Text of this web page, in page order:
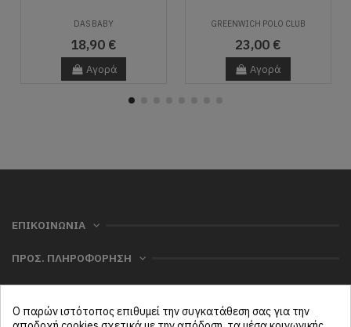
DAS BABY
18,90 €
Αγορά
GREENWICH POLO CLUB
23,00 €
Αγορά
ΕΠΙΚΟΙΝΩΝΙΑ
ΠΡΟΣ. ΠΛΗΡΟΦΟΡΗΣΗ
ΜΕΝΟΥ
Ο παρών ιστότοπος επιθυμεί την συγκατάθεση σας για την